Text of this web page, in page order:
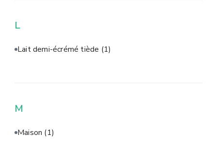
L
Lait demi-écrémé tiède (1)
M
Maison (1)